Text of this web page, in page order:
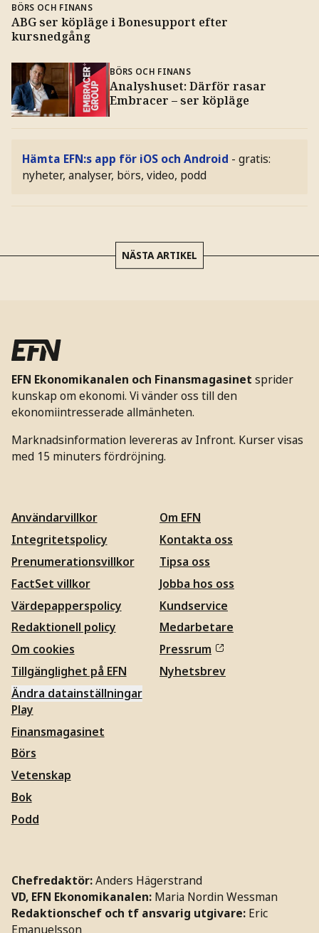
BÖRS OCH FINANS
ABG ser köpläge i Bonesupport efter
kursnedgång
BÖRS OCH FINANS
Analyshuset: Därför rasar
Embracer – ser köpläge
Hämta EFN:s app för iOS och Android - gratis:
nyheter, analyser, börs, video, podd
NÄSTA ARTIKEL
EFN Ekonomikanalen och Finansmagasinet sprider
kunskap om ekonomi. Vi vänder oss till den
ekonomiintresserade allmänheten.
Marknadsinformation levereras av Infront. Kurser visas
med 15 minuters fördröjning.
Användarvillkor
Integritetspolicy
Prenumerationsvillkor
FactSet villkor
Värdepapperspolicy
Redaktionell policy
Om cookies
Tillgänglighet på EFN
Ändra datainställningar
Om EFN
Kontakta oss
Tipsa oss
Jobba hos oss
Kundservice
Medarbetare
Pressrum
Nyhetsbrev
Play
Finansmagasinet
Börs
Vetenskap
Bok
Podd
Chefredaktör:Anders Hägerstrand
VD, EFN Ekonomikanalen: Maria Nordin Wessman
Redaktionschef och tf ansvarig utgivare: Eric
Emanuelsson